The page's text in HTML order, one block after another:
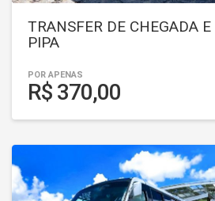
TRANSFER DE CHEGADA
PIPA
POR APENAS
R$ 370,00